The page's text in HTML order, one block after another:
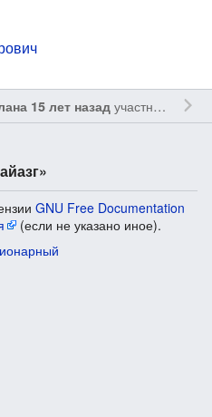
15 лет назадучастником
GNU Free Documentation
(если не указано иное).